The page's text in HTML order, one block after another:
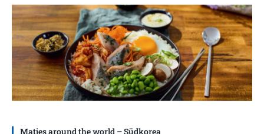
Matjes around the world – Südkorea